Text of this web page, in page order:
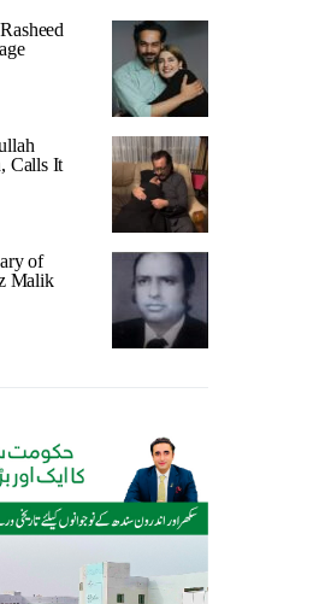
Calls It
of
Malik